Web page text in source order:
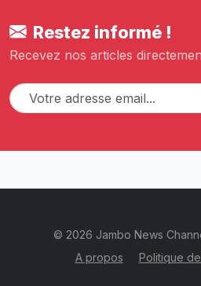
Restez informé !
Recevez nos articles
© 2026 Jambo News
A propos
Politique